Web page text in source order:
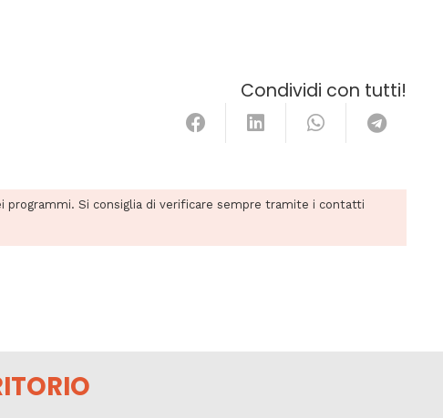
Condividi con tutti!
programmi. Si consiglia di verificare sempre tramite i contatti